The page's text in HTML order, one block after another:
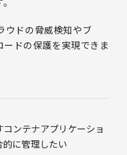
ウドの脅威検知やブ
ドの保護を実現できま
ンテナアプリケーショ
に管理したい